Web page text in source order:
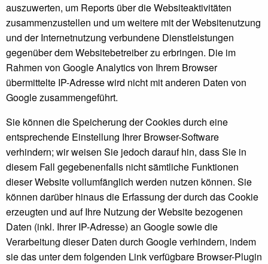
auszuwerten, um Reports über die Websiteaktivitäten
zusammenzustellen und um weitere mit der Websitenutzung
und der Internetnutzung verbundene Dienstleistungen
gegenüber dem Websitebetreiber zu erbringen. Die im
Rahmen von Google Analytics von Ihrem Browser
übermittelte IP-Adresse wird nicht mit anderen Daten von
Google zusammengeführt.
Sie können die Speicherung der Cookies durch eine
entsprechende Einstellung Ihrer Browser-Software
verhindern; wir weisen Sie jedoch darauf hin, dass Sie in
diesem Fall gegebenenfalls nicht sämtliche Funktionen
dieser Website vollumfänglich werden nutzen können. Sie
können darüber hinaus die Erfassung der durch das Cookie
erzeugten und auf Ihre Nutzung der Website bezogenen
Daten (inkl. Ihrer IP-Adresse) an Google sowie die
Verarbeitung dieser Daten durch Google verhindern, indem
sie das unter dem folgenden Link verfügbare Browser-Plugin